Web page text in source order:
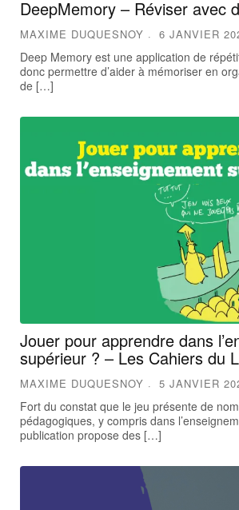
DeepMemory – Réviser avec
MAXIME DUQUESNOY 6 JANVIER
Deep Memory est une application de
donc permettre d’aider à mémoriser en
de […]
Jouer pour apprendre dans
supérieur ? – Les Cahiers du
MAXIME DUQUESNOY 5 JANVIER
Fort du constat que le jeu présente de
pédagogiques, y compris dans
publication propose des […]